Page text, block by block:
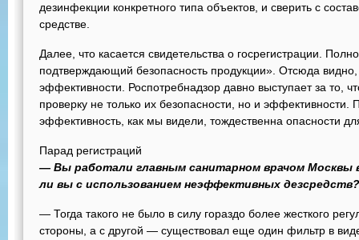
дезинфекции конкретного типа объектов, и сверить с
средстве.
Далее, что касается свидетельства о госрегистрации.
подтверждающий безопасность продукции». Отсюда видно,
эффективности. Роспотребнадзор давно выступает за то,
проверку не только их безопасности, но и эффективности.
эффективность, как мы видели, тождественна опасности
Парад регистраций
— Вы работали главным санитарном врачом Москвы
ли вы с использованием неэффективных
— Тогда такого не было в силу гораздо более жесткого
стороны, а с другой — существовал еще один фильтр в